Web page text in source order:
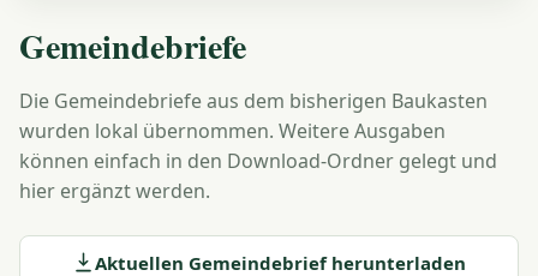
Gemeindebriefe
Die Gemeindebriefe aus dem bisherigen Baukasten
wurden lokal übernommen. Weitere Ausgaben
können einfach in den Download-Ordner gelegt und
hier ergänzt werden.
Aktuellen Gemeindebrief herunterladen